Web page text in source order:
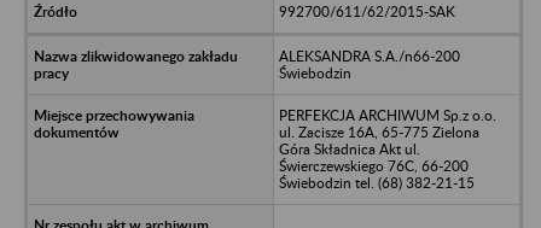
992700/611/62/2015-SAK
ALEKSANDRA S.A./n66-200
Świebodzin
PERFEKCJA ARCHIWUM Sp.z o.o.
ul. Zacisze 16A, 65-775 Zielona
Góra Składnica Akt ul.
Świerczewskiego 76C, 66-200
Świebodzin tel. (68) 382-21-15